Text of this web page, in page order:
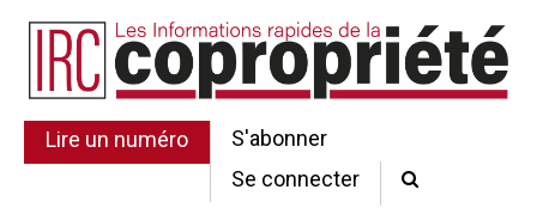
Lire un numéro
S'abonner
Se connecter